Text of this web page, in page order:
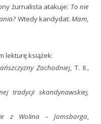
żurnalista atakuje: To nie
Wtedy kandydat:Mam,
lekturę książek:
Zachodniej, T. II.,
tradycji skandynawskiej,
z Wolina – Jomsborga,